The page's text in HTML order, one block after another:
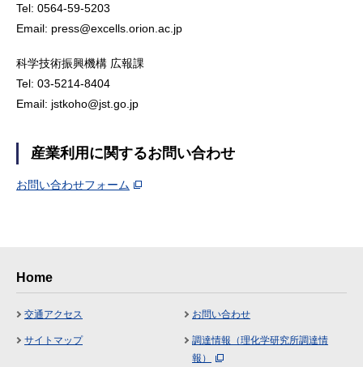
Tel: 0564-59-5203
Email: press@excells.orion.ac.jp
科学技術振興機構 広報課
Tel: 03-5214-8404
Email: jstkoho@jst.go.jp
産業利用に関するお問い合わせ
お問い合わせフォーム
Home
交通アクセス お問い合わせ
サイトマップ
調達情報（理化学研究所調達情
報）